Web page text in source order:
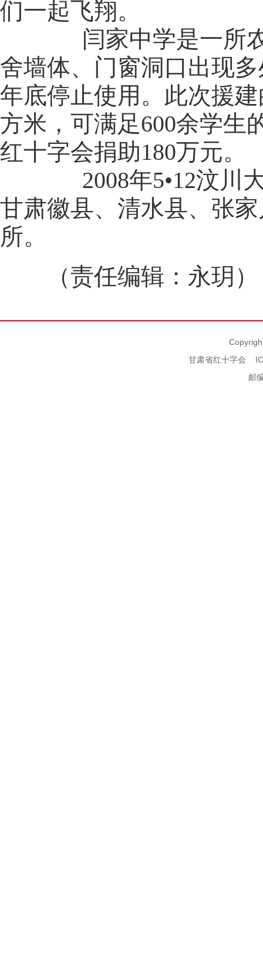
们一起飞翔。
闫家中学是一所农村
舍墙体、门窗洞口出现
年底停止使用。此次援
方米，可满足600余学生
红十字会捐助180万元。
2008年5•12汶川大
甘肃徽县、清水县、张
所。
（责任编辑：永玥）
甘肃省红十字会
邮